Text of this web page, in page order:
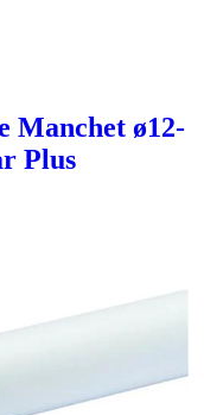
Manchet ø12-
Plus